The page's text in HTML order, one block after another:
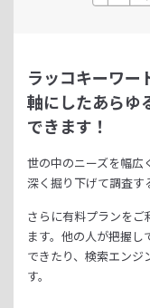
ラッコキーワー
軸にしたあらゆ
できます！
世の中のニーズを幅広
深く掘り下げて調査す
さらに有料プランを
ます。 他の人が把握し
できたり、 検索エンジ
す。